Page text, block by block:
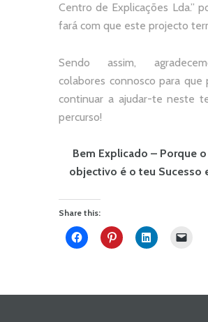
Centro de Explicações Lda.”
fará com que este projecto
Sendo assim,
colabores connosco para que
continuar a ajudar-te neste
percurso!
Bem Explicado – Porque
objectivo é o teu Sucesso
Share this: